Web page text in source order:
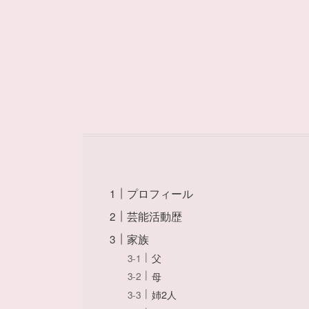
プロフィール
芸能活動歴
家族
父
母
姉2人